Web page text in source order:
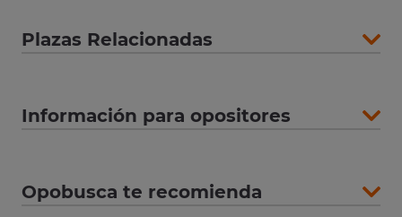
Plazas Relacionadas
Información para opositores
Opobusca te recomienda